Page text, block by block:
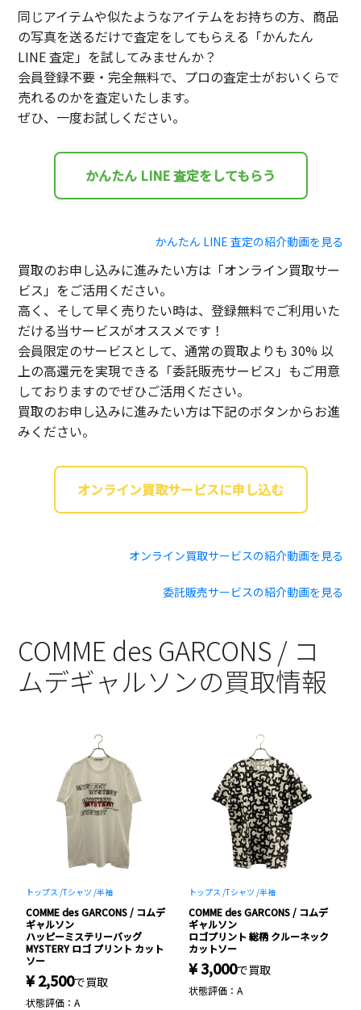
同じアイテムや似たようなアイテムをお持ちの方、商品
の写真を送るだけで査定をしてもらえる「かんたん
LINE 査定」を試してみませんか？
会員登録不要・完全無料で、プロの査定士がおいくらで
売れるのかを査定いたします。
ぜひ、一度お試しください。
かんたん LINE 査定をしてもらう
かんたん LINE 査定の紹介動画を見る
買取のお申し込みに進みたい方は「オンライン買取サー
ビス」をご活用ください。
高く、そして早く売りたい時は、登録無料でご利用いた
だける当サービスがオススメです！
会員限定のサービスとして、通常の買取よりも 30% 以
上の高還元を実現できる「委託販売サービス」もご用意
しておりますのでぜひご活用ください。
買取のお申し込みに進みたい方は下記のボタンからお進
みください。
オンライン買取サービスに申し込む
オンライン買取サービスの紹介動画を見る
委託販売サービスの紹介動画を見る
COMME des GARCONS / コ
ムデギャルソンの買取情報
トップス /Tシャツ /半袖
COMME des GARCONS / コムデ
ギャルソン
ハッピーミステリーバッグ
MYSTERY ロゴ プリント カット
ソー
¥ 2,500で買取
状態評価：A
トップス /Tシャツ /半袖
COMME des GARCONS / コムデ
ギャルソン
ロゴプリント 総柄 クルーネック
カットソー
¥ 3,000で買取
状態評価：A